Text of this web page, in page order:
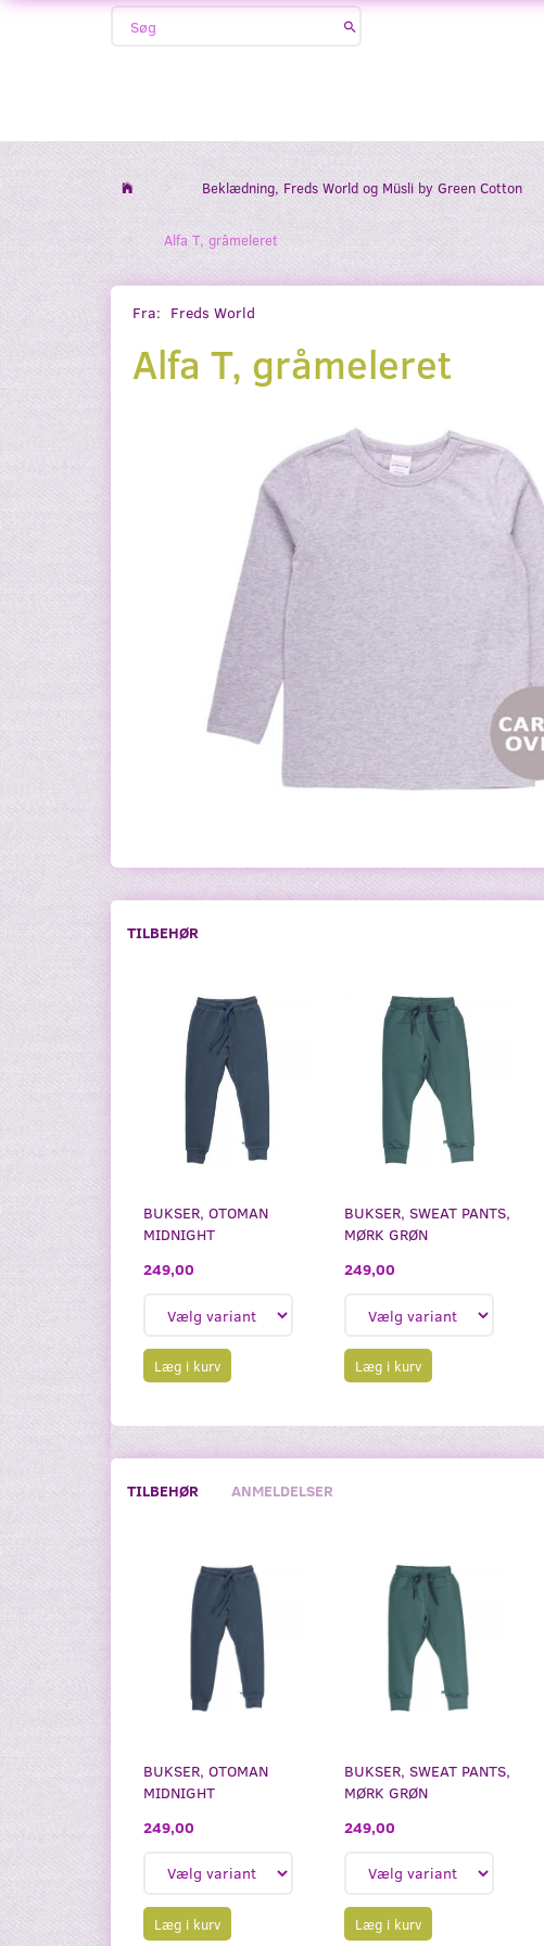
Beklædning, Freds World og Müsli by Green Cotton
Alfa T, gråmeleret
Fra: Freds World
Alfa T, gråmeleret
TILBEHØR
BUKSER, OTOMAN
MIDNIGHT
249,00
Læg i kurv
BUKSER, SWEAT PANTS,
MØRK GRØN
249,00
Læg i kurv
TILBEHØR ANMELDELSER
BUKSER, OTOMAN
MIDNIGHT
249,00
Læg i kurv
BUKSER, SWEAT PANTS,
MØRK GRØN
249,00
Læg i kurv